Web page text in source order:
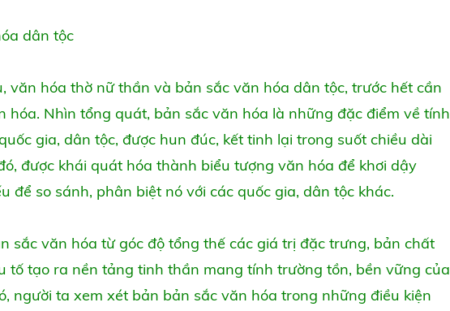
dân tộc
văn hóa thờ nữ thần và bản sắc văn hóa dân tộc, trước hết cần
Nhìn tổng quát, bản sắc văn hóa là những đặc điểm về tính
gia, dân tộc, được hun đúc, kết tinh lại trong suốt chiều dài
được khái quát hóa thành biểu tượng văn hóa để khơi dậy
để so sánh, phân biệt nó với các quốc gia, dân tộc khác.
sắc văn hóa từ góc độ tổng thế các giá trị đặc trưng, bản chất
tố tạo ra nền tảng tinh thần mang tính trường tồn, bền vững của
người ta xem xét bản bản sắc văn hóa trong những điều kiện